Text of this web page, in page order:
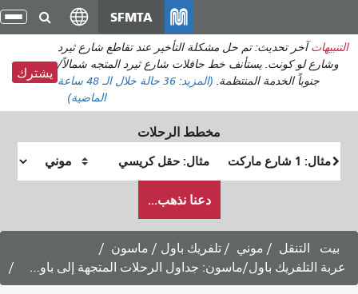
انتقل
إلى
المحتوى
الرئيسي
SFMTA
التنبيهات آخر تحديث: تم حل مشكلة التأخير عند تقاطع شارع ثيرد
وشارع لو كونت. يستأنف خط حافلات شارع ثيرد المتجه شمالاً/
جنوباً الخدمة المنتظمة. (المزيد: 36 حالة
خلال الـ 48 ساعة
الماضية)
يشترك
مخطط الرحلات
البداية
النهاية
أرغب
في
السفر
دعنا نذهب...
بيت التنقل موني
تلفريك باول / ماسون
عربة التلفريك باول/ماسون: جداول الرحلات المتجهة إلى باول وماركت -